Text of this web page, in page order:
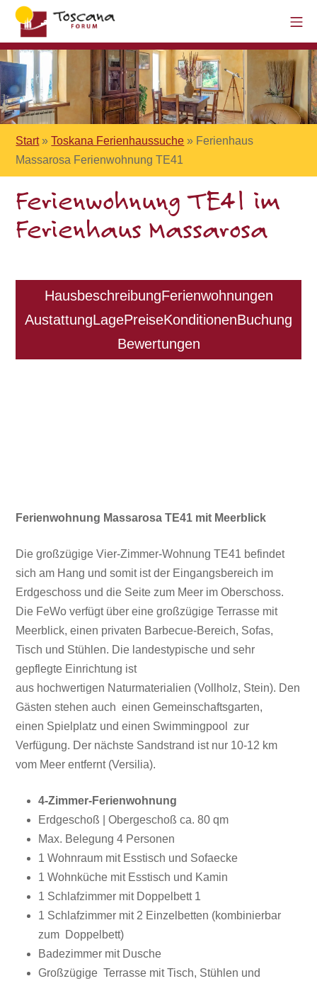
Start»Toskana Ferienhaussuche » Ferienhaus
Massarosa Ferienwohnung TE41
Ferienwohnung TE41 im
Ferienhaus Massarosa
HausbeschreibungFerienwohnungen
AustattungLagePreiseKonditionenBuchung
Bewertungen
Ferienwohnung Massarosa TE41 mit Meerblick
Die großzügige Vier-Zimmer-Wohnung TE41 befindet
sich am Hang und somit ist der Eingangsbereich im
Erdgeschoss und die Seite zum Meer im Oberschoss.
Die FeWo verfügt über eine großzügige Terrasse mit
Meerblick, einen privaten Barbecue-Bereich, Sofas,
Tisch und Stühlen. Die landestypische und sehr
gepflegte Einrichtung ist
aus hochwertigen Naturmaterialien (Vollholz, Stein). Den
Gästen stehen auch einen Gemeinschaftsgarten,
einen Spielplatz und einen Swimmingpool zur
Verfügung. Der nächste Sandstrand ist nur 10-12 km
vom Meer entfernt (Versilia).
4-Zimmer-Ferienwohnung
Erdgeschoß | Obergeschoß ca. 80 qm
Max. Belegung 4 Personen
1 Wohnraum mit Esstisch und Sofaecke
1 Wohnküche mit Esstisch und Kamin
1 Schlafzimmer mit Doppelbett 1
1 Schlafzimmer mit 2 Einzelbetten (kombinierbar
zum Doppelbett)
Badezimmer mit Dusche
Großzügige Terrasse mit Tisch, Stühlen und